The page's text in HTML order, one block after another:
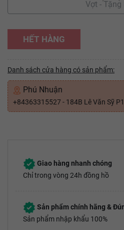
Vợt - Tặng
HẾT HÀNG
Danh sách cửa hàng có sản phẩm:
Phú Nhuận
+84363315527 - 184B Lê Văn Sỹ
Giao hàng nhanh chóng
Chỉ trong vòng 24h đồng hồ
Sản phẩm chính hãng &
Sản phẩm nhập khẩu 100%